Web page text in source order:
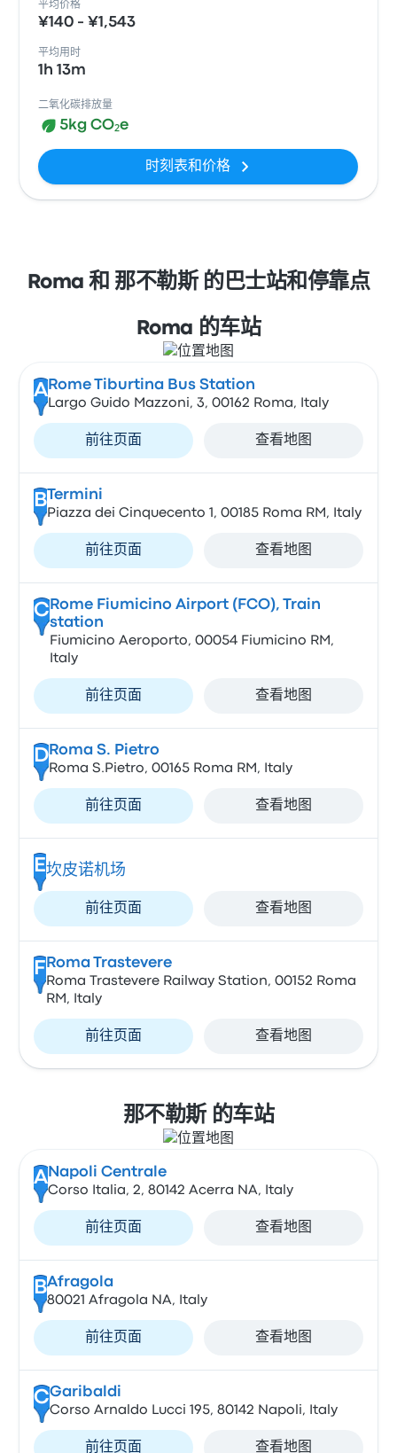
平均价格
¥140 - ¥1,543
平均用时
1h 13m
二氧化碳排放量
5kg CO₂e
时刻表和价格
Roma 和 那不勒斯 的巴士站和停靠点
Roma 的车站
A Rome Tiburtina Bus Station
Largo Guido Mazzoni, 3, 00162 Roma, Italy
前往页面 查看地图
B Termini
Piazza dei Cinquecento 1, 00185 Roma RM, Italy
前往页面 查看地图
CRome Fiumicino Airport (FCO), Train
station
Fiumicino Aeroporto, 00054 Fiumicino RM,
Italy
前往页面 查看地图
DRoma S. Pietro
Roma S.Pietro, 00165 Roma RM, Italy
前往页面 查看地图
E坎皮诺机场
前往页面 查看地图
F Roma Trastevere
Roma Trastevere Railway Station, 00152 Roma
RM, Italy
前往页面 查看地图
那不勒斯 的车站
A Napoli Centrale
Corso Italia, 2, 80142 Acerra NA, Italy
前往页面 查看地图
BAfragola
80021 Afragola NA, Italy
前往页面 查看地图
CGaribaldi
Corso Arnaldo Lucci 195, 80142 Napoli, Italy
前往页面 查看地图